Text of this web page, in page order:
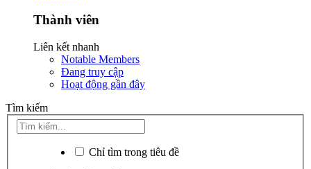
Thành viên
Liên kết nhanh
Notable Members
Đang truy cập
Hoạt động gần đây
Tìm kiếm
Chỉ tìm trong tiêu đề